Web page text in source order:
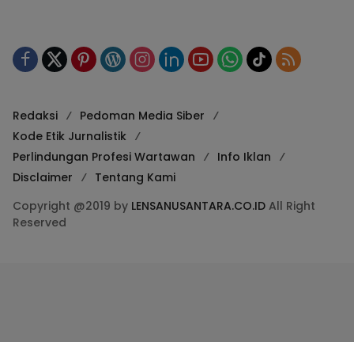
Redaksi
Pedoman Media Siber
Kode Etik Jurnalistik
Perlindungan Profesi Wartawan
Info Iklan
Disclaimer
Tentang Kami
Copyright @2019 by LENSANUSANTARA.CO.ID All Right
Reserved